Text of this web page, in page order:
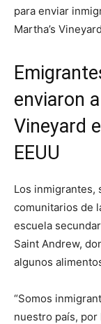
para enviar
Martha’s
enviaron
Vineyard
EEUU
Los inmigrantes,
comunitarios de
escuela
Saint Andrew,
algunos
“Somos
nuestro país, por